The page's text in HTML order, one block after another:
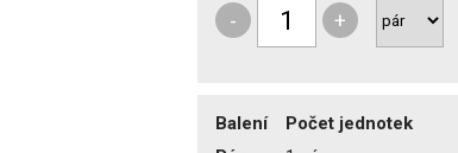
- +
Balení Počet jednotek